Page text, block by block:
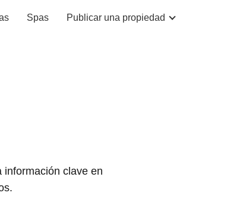
Spas Publicar una propiedad
información clave en